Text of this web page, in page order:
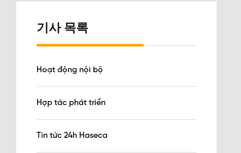
기사 목록
Hoạt động nội bộ
Hợp tác phát triển
Tin tức 24h Haseca